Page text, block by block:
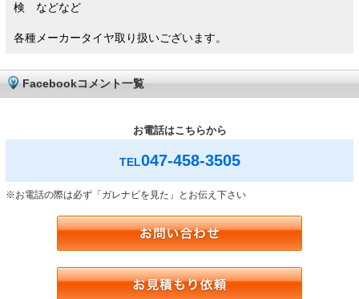
検 などなど
各種メーカータイヤ取り扱いございます。
Facebookコメント一覧
お電話はこちらから
TEL047-458-3505
※お電話の際は必ず「ガレナビを見た」とお伝え下さい